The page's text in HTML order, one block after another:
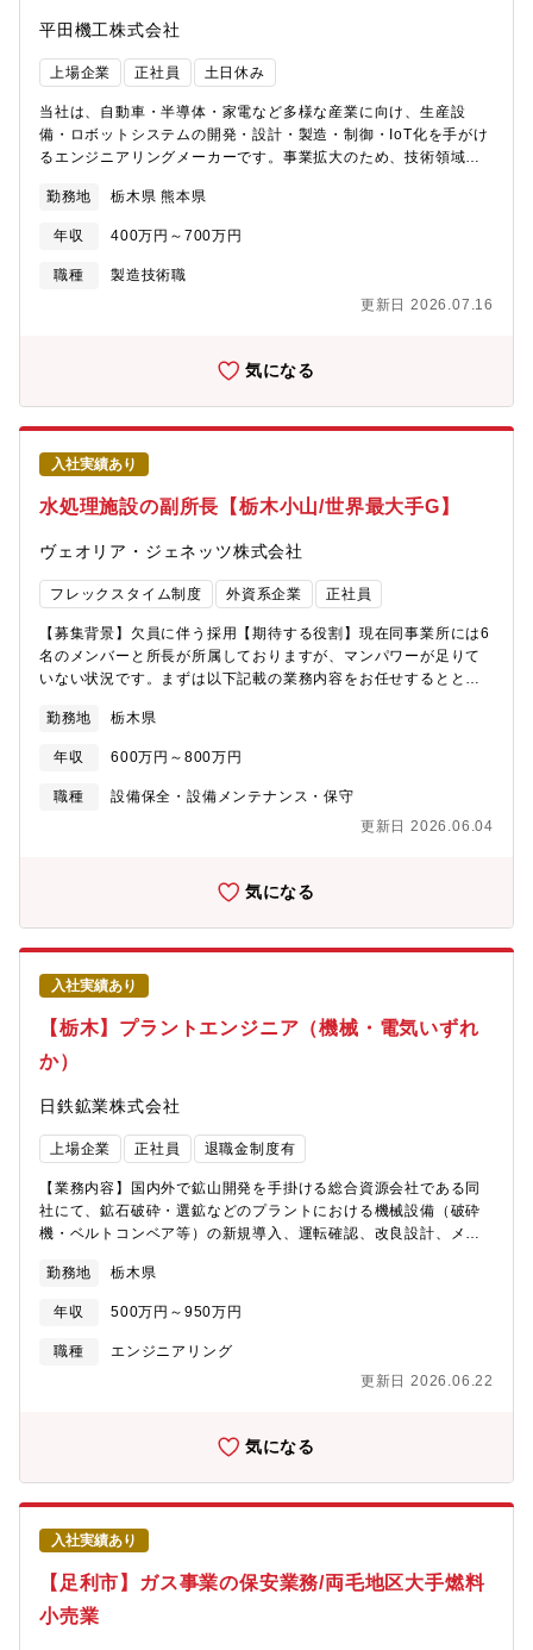
平田機工株式会社
上場企業 正社員 土日休み
当社は、自動車・半導体・家電など多様な産業に向け、生産設
備・ロボットシステムの開発・設計・製造・制御・IoT化を手がけ
るエンジニアリングメーカーです。事業拡大のため、技術領域を
下のいずれか、または複数領域に関する業務を担当いただきま
す。・生産設備・産業用ロボットの機械設計・生産設備・産業用
ロボットの制御設計・制御ソフト／ハード設計、制御技術開発・
IoTソリューション開発・製造技術（組立・試運転・据付・生産立
勤務地 栃木県 熊本県
年収 400万円～700万円
職種
製造技術職
更新日 2026.07.16
気になる
入社実績あり
水処理施設の副所長【栃木小山/世界最大手G】
ヴェオリア・ジェネッツ株式会社
フレックスタイム制度 外資系企業 正社員
【募集背景】欠員に伴う採用【期待する役割】現在同事業所には6
名のメンバーと所長が所属しておりますが、マンパワーが足りて
いない状況です。まずは以下記載の業務内容をお任せするととも
たいと考えております。【職務内容】・純水製造施設、排水処理
施設、冷却水施設の常駐運転維持管理及び純水装置メンテナンス
業務・各スコープの設備最適化を図り、改善提案を顧客へ提案・
従業員の勤怠管理と教育指導、適正配置の検討など・案件/プロジ
ーの工場内に同社水処理設備を設置しており、そのメンテナンス
一時的に夜勤を含む）残業平均：20～30時間程度。宿泊を伴う出
張は基本的に発生しません。【入社後研修】OJT（OJTの期間は1
～3ヶ月程度）にて学んでいただきます。【キャリアパス】ご自身
の伸ばしたいスキルやキャリアに応じて様々な業務へ挑戦の機会
がございます。※同顧客との契約が継続する限りは当事業所にて
長くご活躍を期待しておりますので、現状の転勤は想定しており
ません。【身につくスキル】水処理施設の設備メンテナンスの実
務スキル（水処理技術のスキル、各種の産業需要の知識、トラブ
ル対処の知識経験など）【ヴェオリアグループの魅力】将来性の
ーカー等）の水処理プラント（排水、用水、純水）の設備・機械
の維持管理の市場が拡大しております。その中で、世界的にプラ
ント維持管理に強みを持つ当社の豊富なノウハウは、競合優勢性
らなるビジネスの拡大が見込まれます。【特徴】■水・廃棄物・エ
ネルギー管理の3事業分野におけるソリューションを設計・提供し
ているヴェオリアグループの日本法人■自治体と産業向けの両方に
ビジネスを展開しています。ヴェオリアジェネッツは主にエンジ
勤務地 栃木県
年収 600万円～800万円
職種
設備保全・設備メンテナンス・保守
更新日 2026.06.04
気になる
入社実績あり
【栃木】プラントエンジニア（機械・電気いずれ
か）
日鉄鉱業株式会社
上場企業 正社員 退職金制度有
【業務内容】国内外で鉱山開発を手掛ける総合資源会社である同
社にて、鉱石破砕・選鉱などのプラントにおける機械設備（破砕
機・ベルトコンベア等）の新規導入、運転確認、改良設計、メン
る電気設備（変電所・受電設備、配線など）の維持管理、新規導
入、改良設計などに携わっていただきます。【業務詳細】今まで
のご経験に親和性の高い業務から携わっていただきます。＜設備
管理＞新しい機械・電気設備の導入や予算の確認、導入までの流
明・業者への発注。費用や価格交渉・施工管理などを中心に行い
が求める品質・サイズに加工するために、プラント系統決定や作
業指示を考え、現場で働く社員へ指示出しや進捗確認を行いま
す。【石灰石とは】資源小国である日本において、エネルギー資
源や金属鉱石は多くを輸入に依存している中で、石灰石は「日本
の数少ない自給天然資源」として非常に重要視されています。主
に鉄鋼やセメントメーカーに納品し、鉄鋼やセメントの生産過程
で使用されています。【就業環境】・平均残業30H程・夜勤な
し・日曜日は固定休・有給休暇の取得率6割程度／入社後14日間の
有給付与・独身寮1,000円／社宅4,000～5,000円程度※生産拠点
勤務地 栃木県
年収 500万円～950万円
職種
エンジニアリング
更新日 2026.06.22
気になる
入社実績あり
【足利市】ガス事業の保安業務/両毛地区大手燃料
小売業